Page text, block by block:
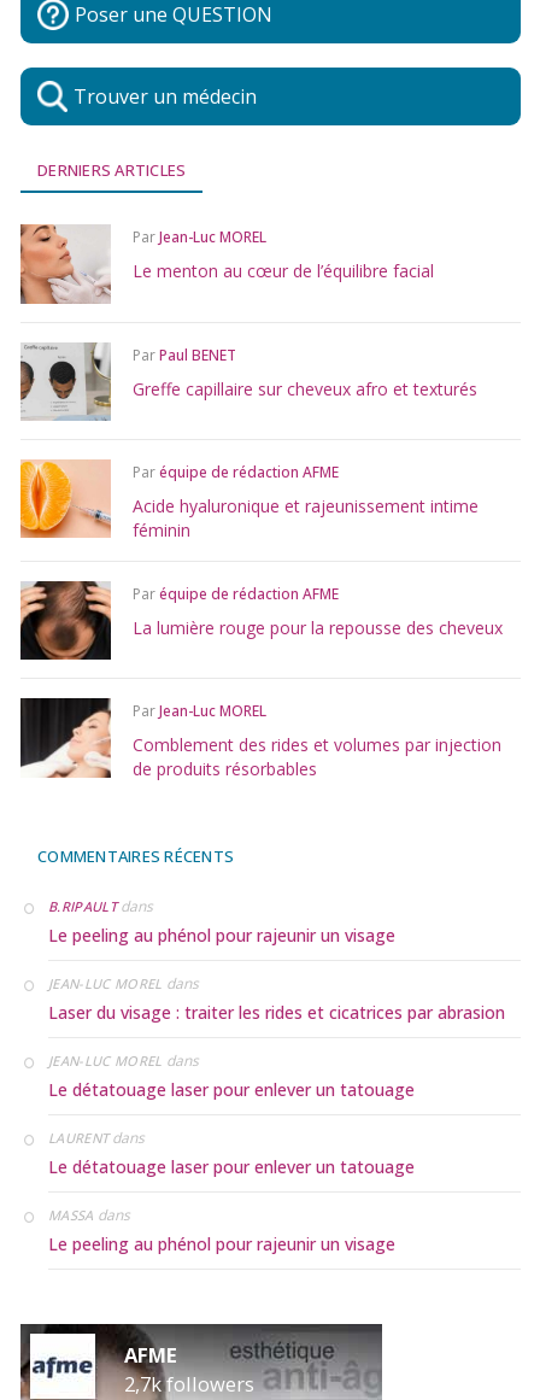
Poser une QUESTION
Trouver un médecin
DERNIERS ARTICLES
ParJean-Luc MOREL
Le menton au cœur de l’équilibre facial
ParPaul BENET
Greffe capillaire sur cheveux afro et texturés
Paréquipe de rédaction AFME
Acide hyaluronique et rajeunissement intime
féminin
Paréquipe de rédaction AFME
La lumière rouge pour la repousse des cheveux
ParJean-Luc MOREL
Comblement des rides et volumes par injection
de produits résorbables
COMMENTAIRES RÉCENTS
B.RIPAULTdans
Le peeling au phénol pour rajeunir un visage
JEAN-LUC MOREL dans
Laser du visage : traiter les rides et cicatrices par abrasion
JEAN-LUC MOREL dans
Le détatouage laser pour enlever un tatouage
LAURENTdans
Le détatouage laser pour enlever un tatouage
MASSA dans
Le peeling au phénol pour rajeunir un visage
AFME
2,7k followers